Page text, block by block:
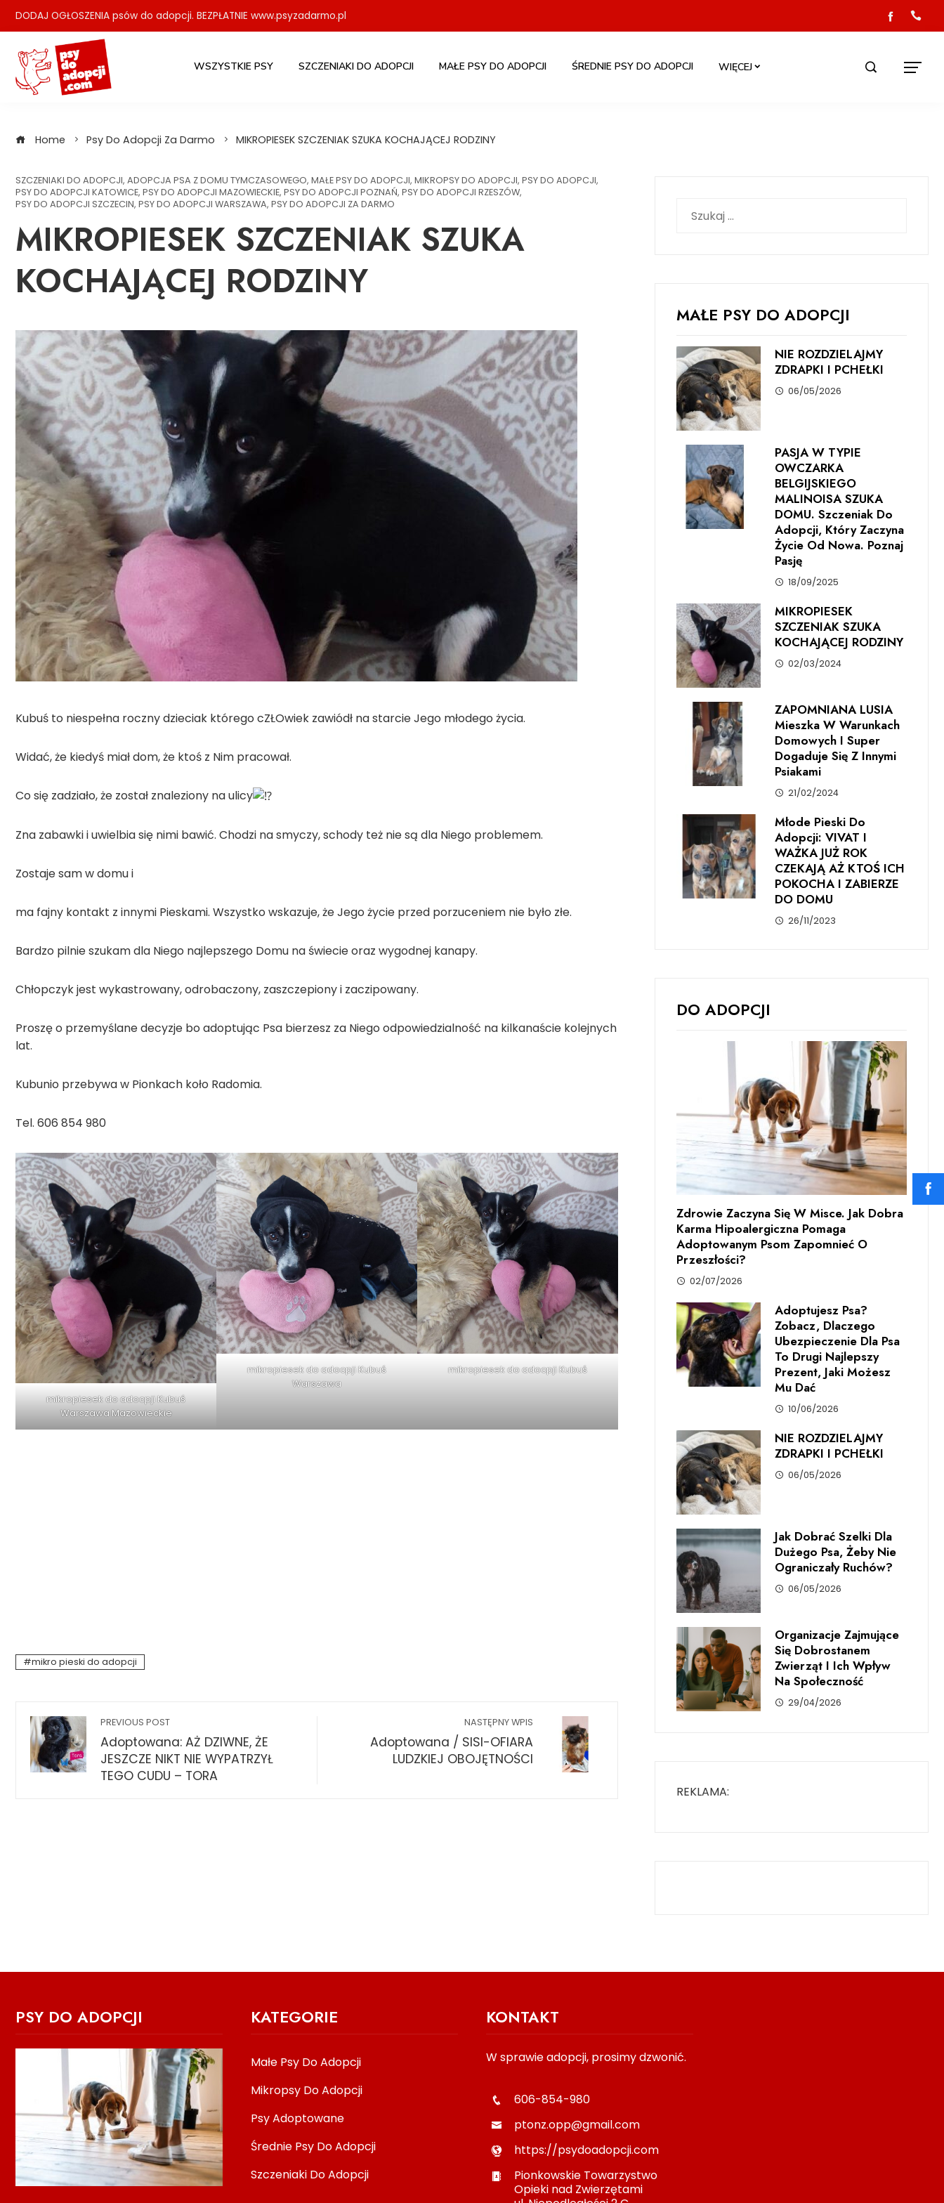
SkipDODAJ OGŁOSZENIA psów do adopcji. BEZPŁATNIE www.psyzadarmo.pl
WSZYSTKIE PSY SZCZENIAKI DO ADOPCJI MAŁE PSY DO ADOPCJI ŚREDNIE PSY DO ADOPCJI WIĘCEJ
Home Psy Do Adopcji Za Darmo MIKROPIESEK SZCZENIAK SZUKA KOCHAJĄCEJ RODZINY
SZCZENIAKI DO ADOPCJI, ADOPCJA PSA Z DOMU TYMCZASOWEGO, MAŁE PSY DO ADOPCJI, MIKROPSY DO ADOPCJI, PSY DO ADOPCJI,
PSY DO ADOPCJI KATOWICE, PSY DO ADOPCJI MAZOWIECKIE, PSY DO ADOPCJI POZNAŃ, PSY DO ADOPCJI RZESZÓW,
PSY DO ADOPCJI SZCZECIN, PSY DO ADOPCJI WARSZAWA, PSY DO ADOPCJI ZA DARMO
MIKROPIESEK SZCZENIAK SZUKA
KOCHAJĄCEJ RODZINY
Kubuś to niespełna roczny dzieciak którego cZŁOwiek zawiódł na starcie Jego młodego życia.
Widać, że kiedyś miał dom, że ktoś z Nim pracował.
Co się zadziało, że został znaleziony na ulicy
Zna zabawki i uwielbia się nimi bawić. Chodzi na smyczy, schody też nie są dla Niego problemem.
Zostaje sam w domu i
ma fajny kontakt z innymi Pieskami. Wszystko wskazuje, że Jego życie przed porzuceniem nie było złe.
Bardzo pilnie szukam dla Niego najlepszego Domu na świecie oraz wygodnej kanapy.
Chłopczyk jest wykastrowany, odrobaczony, zaszczepiony i zaczipowany.
Proszę o przemyślane decyzje bo adoptując Psa bierzesz za Niego odpowiedzialność na kilkanaście kolejnych
lat.
Kubunio przebywa w Pionkach koło Radomia.
Tel. 606 854 980
mikropiesek do adocpji Kubuś
Warszawa Mazowieckie
mikropiesek do adocpji Kubuś
Warszawa
mikropiesek do adocpji Kubuś
mikro pieski do adopcji
PREVIOUS POST
Adoptowana: AŻ DZIWNE, ŻE
JESZCZE NIKT NIE WYPATRZYŁ
TEGO CUDU – TORA
NASTĘPNY WPIS
Adoptowana / SISI-OFIARA
LUDZKIEJ OBOJĘTNOŚCI
MAŁE PSY DO ADOPCJI
NIE ROZDZIELAJMY
ZDRAPKI I PCHEŁKI
06/05/2026
PASJA W TYPIE
OWCZARKA
BELGIJSKIEGO
MALINOISA SZUKA
DOMU. Szczeniak Do
Adopcji, Który Zaczyna
Życie Od Nowa. Poznaj
Pasję
18/09/2025
MIKROPIESEK
SZCZENIAK SZUKA
KOCHAJĄCEJ RODZINY
02/03/2024
ZAPOMNIANA LUSIA
Mieszka W Warunkach
Domowych I Super
Dogaduje Się Z Innymi
Psiakami
21/02/2024
Młode Pieski Do
Adopcji: VIVAT I
WAŻKA JUŻ ROK
CZEKAJĄ AŻ KTOŚ ICH
POKOCHA I ZABIERZE
DO DOMU
26/11/2023
DO ADOPCJI
Zdrowie Zaczyna Się W Misce. Jak Dobra
Karma Hipoalergiczna Pomaga
Adoptowanym Psom Zapomnieć O
Przeszłości?
02/07/2026
Adoptujesz Psa?
Zobacz, Dlaczego
Ubezpieczenie Dla Psa
To Drugi Najlepszy
Prezent, Jaki Możesz
Mu Dać
10/06/2026
NIE ROZDZIELAJMY
ZDRAPKI I PCHEŁKI
06/05/2026
Jak Dobrać Szelki Dla
Dużego Psa, Żeby Nie
Ograniczały Ruchów?
06/05/2026
Organizacje Zajmujące
Się Dobrostanem
Zwierząt I Ich Wpływ
Na Społeczność
29/04/2026
REKLAMA:
PSY DO ADOPCJI KATEGORIE
Małe Psy Do Adopcji
Mikropsy Do Adopcji
Psy Adoptowane
Średnie Psy Do Adopcji
Szczeniaki Do Adopcji
KONTAKT
W sprawie adopcji, prosimy dzwonić.
606-854-980
ptonz.opp@gmail.com
https://psydoadopcji.com
Pionkowskie Towarzystwo
Opieki nad Zwierzętami